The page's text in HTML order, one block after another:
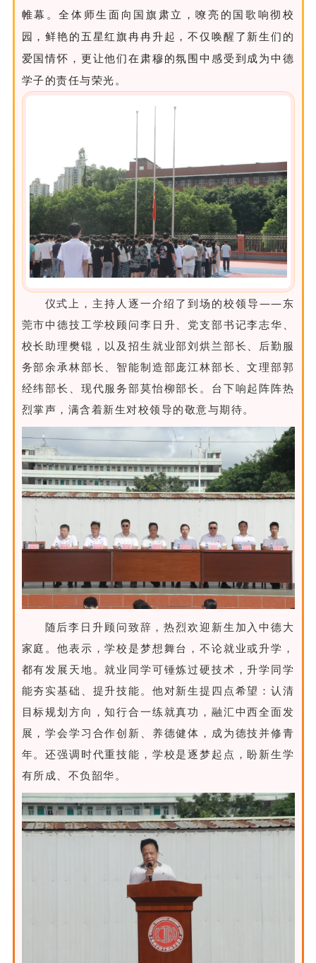
帷幕。全体师生面向国旗肃立，嘹亮的国歌响彻校
园，鲜艳的五星红旗冉冉升起，不仅唤醒了新生们的
爱国情怀，更让他们在肃穆的氛围中感受到成为中德
学子的责任与荣光。
仪式上，主持人逐一介绍了到场的校领导——东
莞市中德技工学校顾问李日升、党支部书记李志华、
校长助理樊锟，以及招生就业部刘烘兰部长、后勤服
务部余承林部长、智能制造部庞江林部长、文理部郭
经纬部长、现代服务部莫怡柳部长。台下响起阵阵热
烈掌声，满含着新生对校领导的敬意与期待。
随后李日升顾问致辞，热烈欢迎新生加入中德大
家庭。他表示，学校是梦想舞台，不论就业或升学，
都有发展天地。就业同学可锤炼过硬技术，升学同学
能夯实基础、提升技能。他对新生提四点希望：认清
目标规划方向，知行合一练就真功，融汇中西全面发
展，学会学习合作创新、养德健体，成为德技并修青
年。还强调时代重技能，学校是逐梦起点，盼新生学
有所成、不负韶华。